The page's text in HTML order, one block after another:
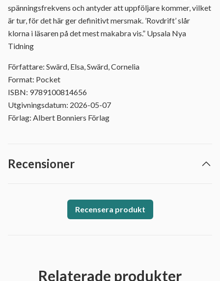
spänningsfrekvens och antyder att uppföljare kommer, vilket
är tur, för det här ger definitivt mersmak. ’Rovdrift’ slår
klorna i läsaren på det mest makabra vis.” Upsala Nya
Tidning
Författare: Swärd, Elsa, Swärd, Cornelia
Format: Pocket
ISBN: 9789100814656
Utgivningsdatum: 2026-05-07
Förlag: Albert Bonniers Förlag
Recensioner
Recensera produkt
Relaterade produkter